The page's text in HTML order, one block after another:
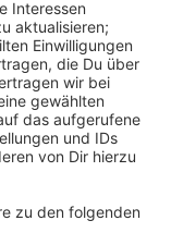
Kampagne
Krah.
Videos zu
geplant.